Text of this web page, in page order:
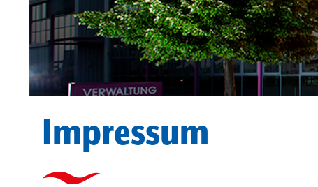
Impressum